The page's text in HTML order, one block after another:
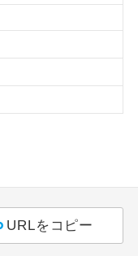
URLをコピー
ただけるコースで
に制限があるコース
なので、ご出発の計
。
指定したコースで
を2席利⽤できま